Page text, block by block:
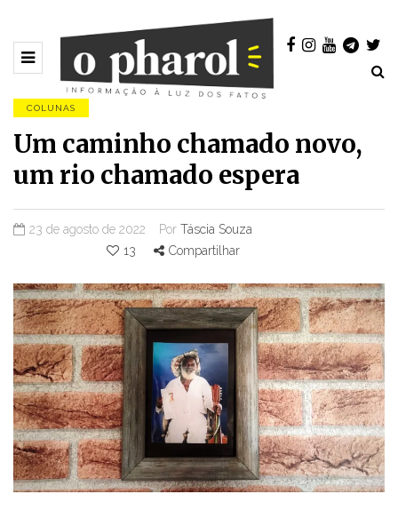
COLUNAS
Um caminho chamado novo,
um rio chamado espera
23 de agosto de 2022 Por Táscia Souza
13
Compartilhar